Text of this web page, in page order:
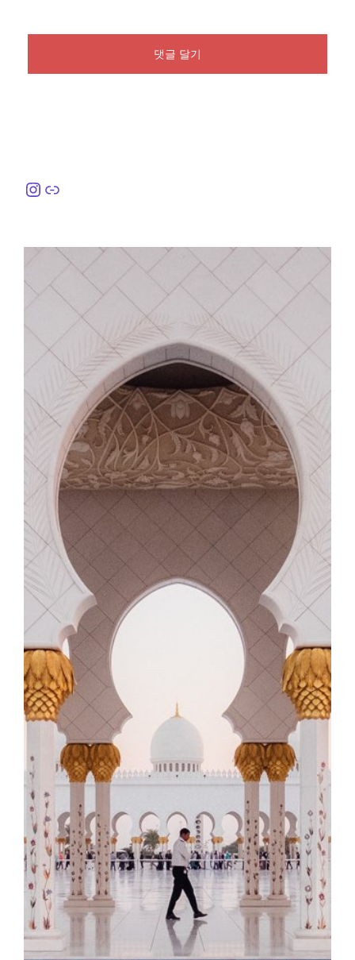
Instagram
링크